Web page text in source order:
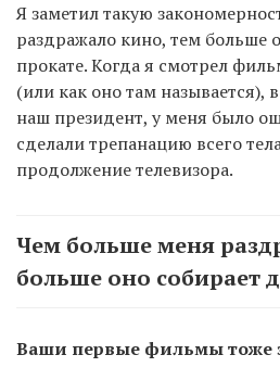
Я заметил такую
раздражало кино, тем больше
прокате. Когда я смотрел
(или как оно там называется),
наш президент, у меня было
сделали трепанацию всего
продолжение телевизора.
Чем больше меня
больше оно собирает
Ваши первые фильмы тоже